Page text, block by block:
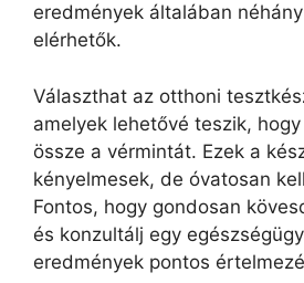
eredmények általában
elérhetők.
Választhat az otthoni
amelyek lehetővé teszik,
össze a vérmintát. Ezek a
kényelmesek, de óvatosan
Fontos, hogy gondosan
és konzultálj egy
eredmények pontos